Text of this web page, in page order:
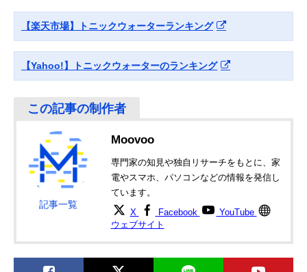
ダドライ トニック
ウォーター
500ml（24本）
どよい苦み
Amazonで見る
富永貿易 神戸居留
ター 185ml（30
Amazonで見る
友桝飲料 ネオ プ
ロフェッショナル
プレミアム トニッ
クウォーター
200ml（24本）
シークヮーサー果
汁を使用した深い
200ml
【楽天市場】トニックウォーターランキング
【Yahoo!】トニックウォーターのランキング
記事一覧
Moovoo
専門家の知見や独自リサーチをもとに、家
電やスマホ、パソコンなどの情報を発信し
ています。
X Facebook
YouTube
ウェブサイト